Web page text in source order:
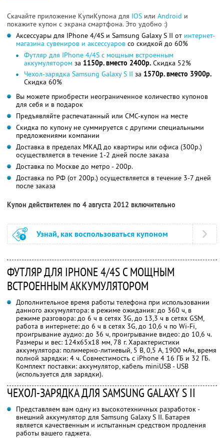
Скачайте приложение КупиКупона для IOS или Android и
покажите купон с экрана смартфона. Это удобно :)
Аксессуары для IPhone 4/4S и Samsung Galaxy S II от интернет-
магазина сувениров и аксессуаров со скидкой до 60%
Футляр для IPhone 4/4S c мощным встроенным
аккумулятором за 1150р. вместо 2400р. Скидка 52%
Чехол-зарядка Samsung Galaxy S II за 1570р. вместо 3900р.
Скидка 60%
Вы можете приобрести неограниченное количество купонов
для себя и в подарок
Предъявляйте распечатанный или СМС-купон на месте
Скидка по купону не суммируется с другими специальными
предложениями компании
Доставка в пределах МКАД до квартиры или офиса (300р.)
осуществляется в течение 1-2 дней после заказа
Доставка по Москве до метро - 200р.
Доставка по РФ (от 200р.) осуществляется в течение 3-7 дней
после заказа
Купон действителен по 4 августа 2012 включительно
Узнай, как воспользоваться купоном
ФУТЛЯР ДЛЯ IPHONE 4/4S С МОЩНЫМ
ВСТРОЕННЫМ АККУМУЛЯТОРОМ
Дополнительное время работы телефона при использовании
данного аккумулятора: в режиме ожидания: до 360 ч, в
режиме разговора: до 6 ч в сетях 3G, до 13,3 ч в сетях GSM,
работа в интернете: до 6 ч в сетях 3G, до 10,6 ч по Wi-Fi,
проигрывание аудио: до 36 ч, проигрывание видео: до 10,6 ч.
Размеры и вес: 124х65х18 мм, 78 г. Характеристики
аккумулятора: полимерно-литиевый, 5 В, 0,5 А, 1900 мАч, время
полной зарядки: 4 ч. Совместимость с iPhone 4 16 ГБ и 32 ГБ.
Комплект поставки: аккумулятор, кабель miniUSB - USB
(используется для зарядки).
ЧЕХОЛ-ЗАРЯДКА ДЛЯ SAMSUNG GALAXY S II
Представляем вам одну из высокотехничных разработок -
внешний аккумулятор для Samsung Galaxy S II. Батарея
является качественным и испытанным средством продления
работы вашего гаджета.